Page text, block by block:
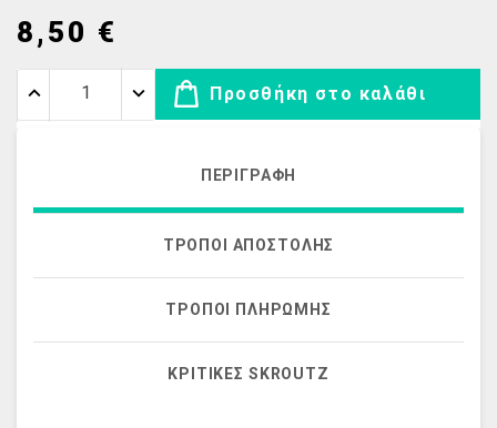
8,50 €
Προσθήκη στο καλάθι
ΠΕΡΙΓΡΑΦΉ
ΤΡΌΠΟΙ ΑΠΟΣΤΟΛΉΣ
ΤΡΌΠΟΙ ΠΛΗΡΩΜΉΣ
ΚΡΙΤΙΚΈΣ SKROUTZ